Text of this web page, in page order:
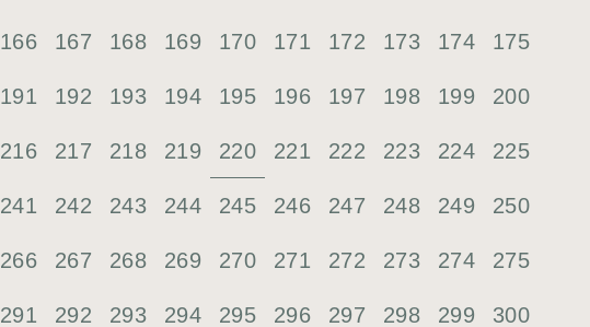
166 167 168 169 170 171 172 173 174 175
191 192 193 194 195 196 197 198 199 200
216 217 218 219 220 221 222 223 224 225
241 242 243 244 245 246 247 248 249 250
266 267 268 269 270 271 272 273 274 275
291 292 293 294 295 296 297 298 299 300